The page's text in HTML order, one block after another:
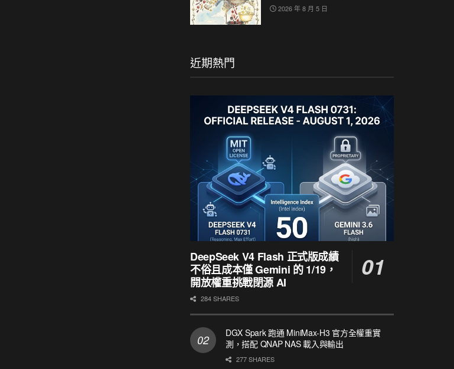
2026 年 8 月 5 日
近期熱門
DeepSeek V4 Flash 正式版成績
不俗且成本僅 Gemini 的 1/19，
開放權重挑戰閉源 AI
284 SHARES
DGX Spark 跑通 MiniMax-H3 官方全權重實
測，搭配 QNAP NAS 載入與輸出
277 SHARES